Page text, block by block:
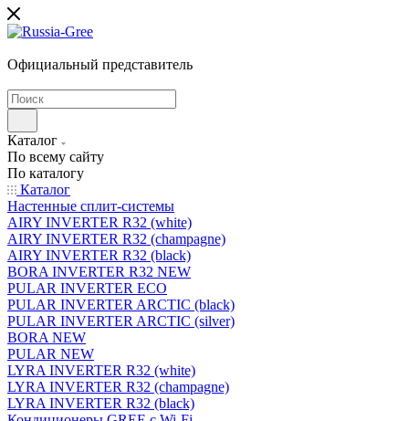
Официальный представитель
Каталог
По всему сайту
По каталогу
Каталог
Настенные сплит-системы
AIRY INVERTER R32 (white)
AIRY INVERTER R32 (champagne)
AIRY INVERTER R32 (black)
BORA INVERTER R32 NEW
PULAR INVERTER ECO
PULAR INVERTER ARCTIC (black)
PULAR INVERTER ARCTIC (silver)
BORA NEW
PULAR NEW
LYRA INVERTER R32 (white)
LYRA INVERTER R32 (champagne)
LYRA INVERTER R32 (black)